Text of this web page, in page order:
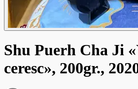
Shu Puerh Cha Ji
ceresc», 200gr.,